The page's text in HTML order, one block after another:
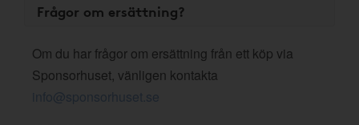
Frågor om ersättning?
Om du har frågor om ersättning från ett köp via
Sponsorhuset, vänligen kontakta
info@sponsorhuset.se